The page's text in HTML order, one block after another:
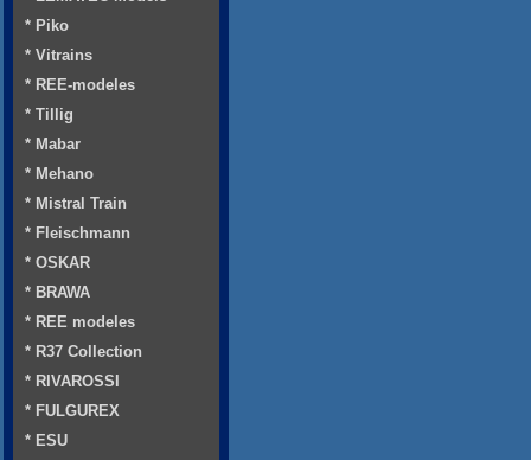
* Piko
* Vitrains
* REE-modeles
* Tillig
* Mabar
* Mehano
* Mistral Train
* Fleischmann
* OSKAR
* BRAWA
* REE modeles
* R37 Collection
* RIVAROSSI
* FULGUREX
* ESU